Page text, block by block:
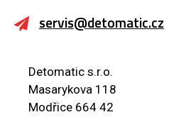
servis@detomatic.cz
Detomatic s.r.o.
Masarykova 118
Modřice 664 42